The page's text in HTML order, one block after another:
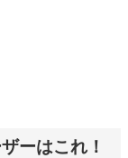
ーはこれ！